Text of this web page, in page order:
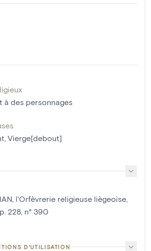
à des personnages
, Vierge[debout]
l'Orfèvrerie religieuse liègeoise,
228, n° 390
D'UTILISATION